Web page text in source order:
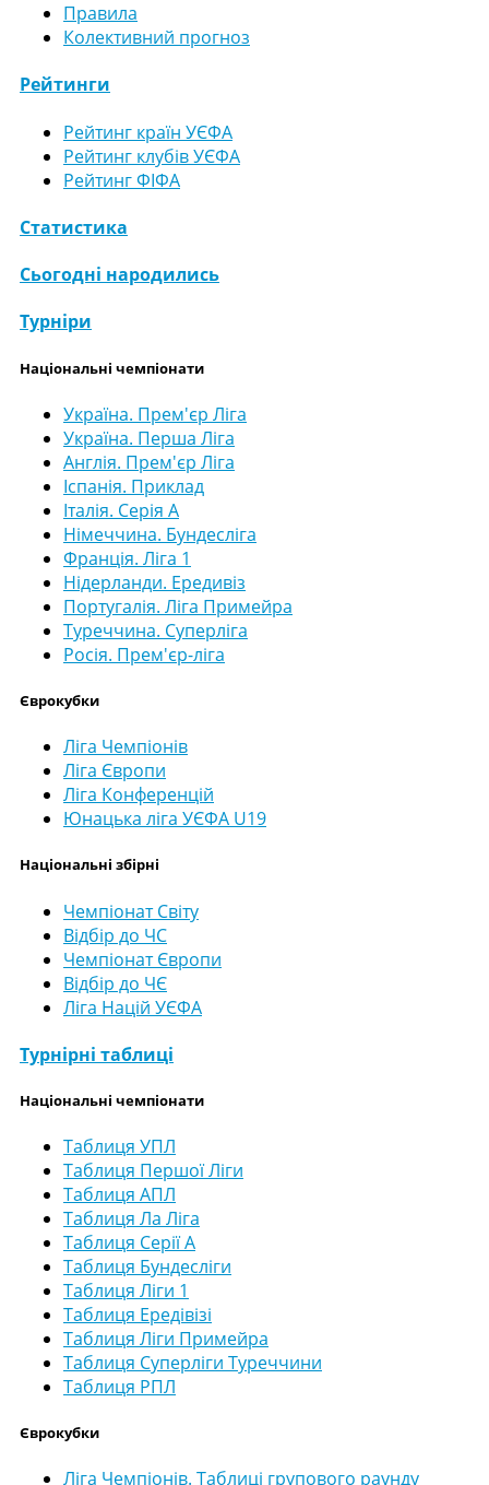
Правила
Колективний прогноз
Рейтинги
Рейтинг країн УЄФА
Рейтинг клубів УЄФА
Рейтинг ФІФА
Статистика
Сьогодні народились
Турніри
Національні чемпіонати
Україна. Прем'єр Ліга
Україна. Перша Ліга
Англія. Прем'єр Ліга
Іспанія. Приклад
Італія. Серія А
Німеччина. Бундесліга
Франція. Ліга 1
Нідерланди. Ередивіз
Португалія. Ліга Примейра
Туреччина. Суперліга
Росія. Прем'єр-ліга
Єврокубки
Ліга Чемпіонів
Ліга Європи
Ліга Конференцій
Юнацька ліга УЄФА U19
Національні збірні
Чемпіонат Світу
Відбір до ЧС
Чемпіонат Європи
Відбір до ЧЄ
Ліга Націй УЄФА
Турнірні таблиці
Національні чемпіонати
Таблиця УПЛ
Таблиця Першої Ліги
Таблиця АПЛ
Таблиця Ла Ліга
Таблиця Серії А
Таблиця Бундесліги
Таблиця Ліги 1
Таблиця Ередівізі
Таблиця Ліги Примейра
Таблиця Суперліги Туреччини
Таблиця РПЛ
Єврокубки
Ліга Чемпіонів. Таблиці групового раунду